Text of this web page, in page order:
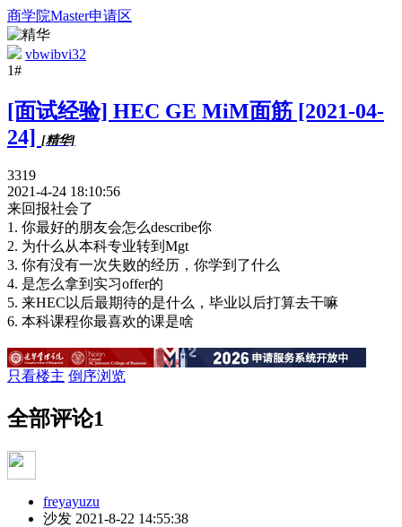
商学院Master申请区
vbwibvi32
1#
[面试经验] HEC GE MiM面筋 [2021-04-
24] [精华]
3319
2021-4-24 18:10:56
来回报社会了
1. 你最好的朋友会怎么describe你
2. 为什么从本科专业转到Mgt
3. 你有没有一次失败的经历，你学到了什么
4. 是怎么拿到实习offer的
5. 来HEC以后最期待的是什么，毕业以后打算去干嘛
6. 本科课程你最喜欢的课是啥
只看楼主 倒序浏览
全部评论1
freyayuzu
沙发 2021-8-22 14:55:38